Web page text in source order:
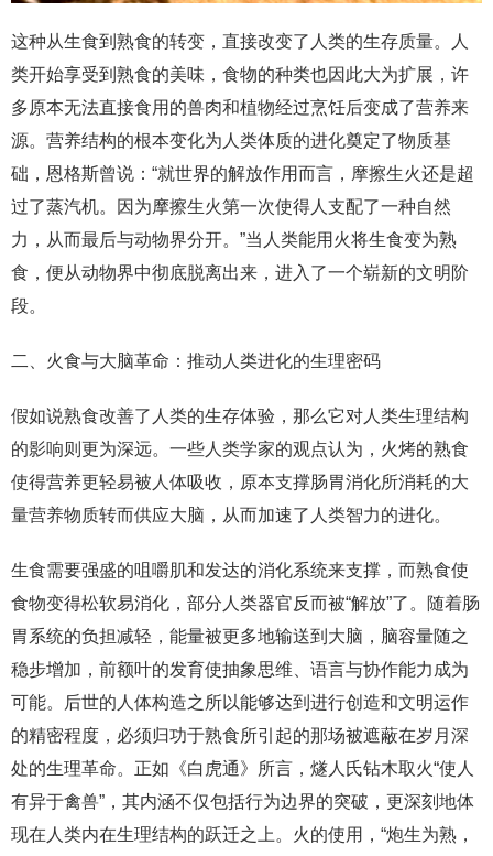
这种从生食到熟食的转变，直接改变了人类的生存质量。人
类开始享受到熟食的美味，食物的种类也因此大为扩展，许
多原本无法直接食用的兽肉和植物经过烹饪后变成了营养来
源。营养结构的根本变化为人类体质的进化奠定了物质基
础，恩格斯曾说：“就世界的解放作用而言，摩擦生火还是超
过了蒸汽机。因为摩擦生火第一次使得人支配了一种自然
力，从而最后与动物界分开。”当人类能用火将生食变为熟
食，便从动物界中彻底脱离出来，进入了一个崭新的文明阶
段。
二、火食与大脑革命：推动人类进化的生理密码
假如说熟食改善了人类的生存体验，那么它对人类生理结构
的影响则更为深远。一些人类学家的观点认为，火烤的熟食
使得营养更轻易被人体吸收，原本支撑肠胃消化所消耗的大
量营养物质转而供应大脑，从而加速了人类智力的进化。
生食需要强盛的咀嚼肌和发达的消化系统来支撑，而熟食使
食物变得松软易消化，部分人类器官反而被“解放”了。随着肠
胃系统的负担减轻，能量被更多地输送到大脑，脑容量随之
稳步增加，前额叶的发育使抽象思维、语言与协作能力成为
可能。后世的人体构造之所以能够达到进行创造和文明运作
的精密程度，必须归功于熟食所引起的那场被遮蔽在岁月深
处的生理革命。正如《白虎通》所言，燧人氏钻木取火“使人
有异于禽兽”，其内涵不仅包括行为边界的突破，更深刻地体
现在人类内在生理结构的跃迁之上。火的使用，“炮生为熟，